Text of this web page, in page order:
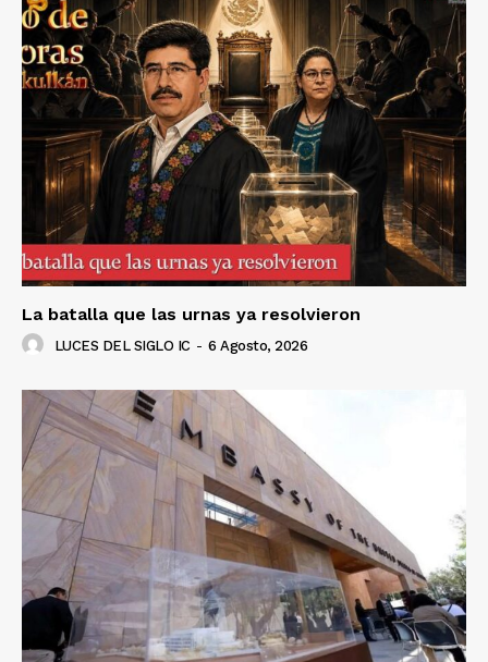
La batalla que las urnas ya resolvieron
LUCES DEL SIGLO IC - 6 Agosto, 2026